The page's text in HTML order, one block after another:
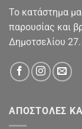
To κατάστημα
παρουσίας και
Δημοτσελίου 27.
ΑΠΟΣΤΟΛΕΣ